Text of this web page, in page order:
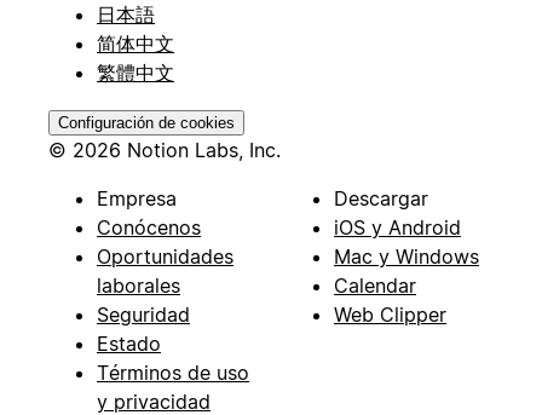
日本語
简体中文
繁體中文
Configuración de cookies
© 2026 Notion Labs, Inc.
Empresa
Conócenos
Oportunidades
laborales
Seguridad
Estado
Términos de uso
y privacidad
Descargar
iOS y Android
Mac y Windows
Calendar
Web Clipper